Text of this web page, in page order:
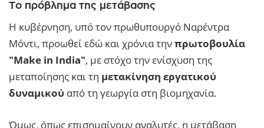
Το πρόβλημα της μετάβασης
Η κυβέρνηση, υπό τον πρωθυπουργό Ναρέντρα
Μόντι, προωθεί εδώ και χρόνια τηνπρωτοβουλία
"Make in India", με στόχο την ενίσχυση της
μεταποίησης και τη μετακίνηση εργατικού
δυναμικού από τη γεωργία στη βιομηχανία.
Όμως, όπως επισημαίνουν αναλυτές, η μετάβαση